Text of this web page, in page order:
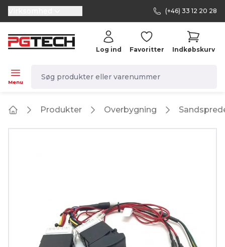
selector.vat
(+46) 33 12 20 28
Menu
Log ind Favoritter Indkøbskurv
Produkter Overbygning